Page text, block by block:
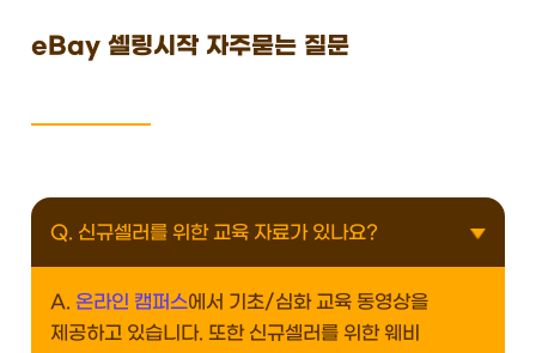
eBay 셀링시작 자주묻는 질문
Q. 신규셀러를 위한 교육 자료가 있나요?
A. 온라인 캠퍼스에서 기초/심화 교육 동영상을
제공하고 있습니다. 또한 신규셀러를 위한 웨비